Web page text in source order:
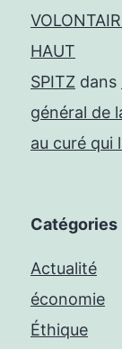
HAUT
SPITZ dans
général de
au curé qui
Catégories
Actualité
économie
Éthique